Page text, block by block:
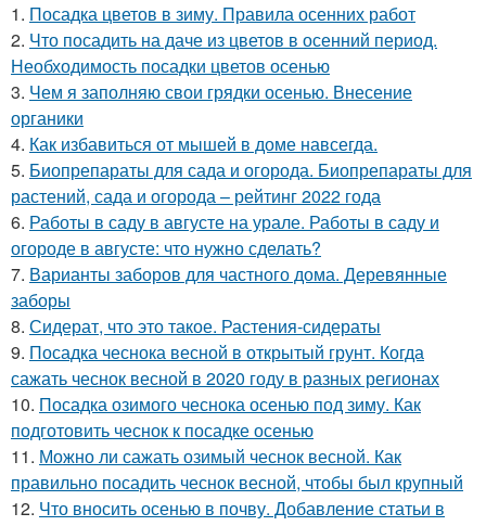
1. Посадка цветов в зиму. Правила осенних работ
2. Что посадить на даче из цветов в осенний период.
Необходимость посадки цветов осенью
3. Чем я заполняю свои грядки осенью. Внесение
органики
4. Как избавиться от мышей в доме навсегда.
5. Биопрепараты для сада и огорода. Биопрепараты для
растений, сада и огорода – рейтинг 2022 года
6. Работы в саду в августе на урале. Работы в саду и
огороде в августе: что нужно сделать?
7. Варианты заборов для частного дома. Деревянные
заборы
8. Сидерат, что это такое. Растения-сидераты
9. Посадка чеснока весной в открытый грунт. Когда
сажать чеснок весной в 2020 году в разных регионах
10. Посадка озимого чеснока осенью под зиму. Как
подготовить чеснок к посадке осенью
11. Можно ли сажать озимый чеснок весной. Как
правильно посадить чеснок весной, чтобы был крупный
12. Что вносить осенью в почву. Добавление статьи в